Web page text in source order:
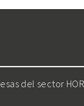
del sector